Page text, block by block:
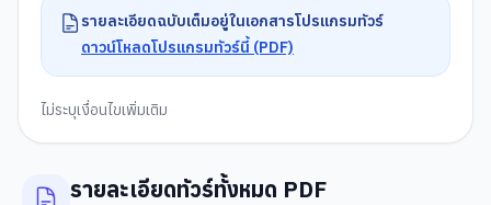
รายละเอียดฉบับเต็มอยู่ในเอกสารโปรแกรมทัวร์
ดาวน์โหลดโปรแกรมทัวร์นี้ (PDF)
ไม่ระบุเงื่อนไขเพิ่มเติม
รายละเอียดทัวร์ทั้งหมด PDF